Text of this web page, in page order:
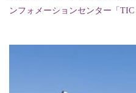
ンフォメーションセンター「
が常駐し、...